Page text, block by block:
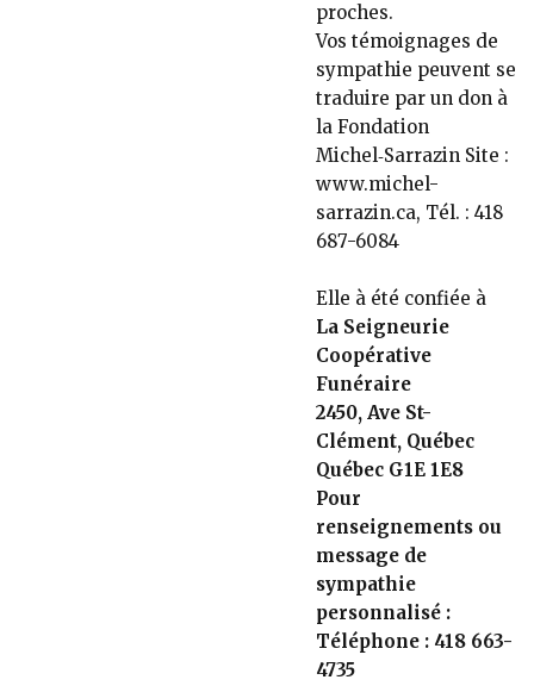
proches.
Vos témoignages de
sympathie peuvent se
traduire par un don à
la Fondation
Michel‑Sarrazin Site :
www.michel-
sarrazin.ca, Tél. : 418
687-6084
Elle à été confiée à
La Seigneurie
Coopérative
Funéraire
2450, Ave St-
Clément, Québec
Québec G1E 1E8
Pour
renseignements ou
message de
sympathie
personnalisé :
Téléphone : 418 663-
4735